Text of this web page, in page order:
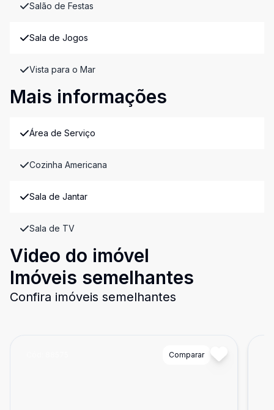
Salão de Festas
Sala de Jogos
Vista para o Mar
Mais informações
Área de Serviço
Cozinha Americana
Sala de Jantar
Sala de TV
Video do imóvel
Imóveis semelhantes
Confira imóveis semelhantes
Comparar